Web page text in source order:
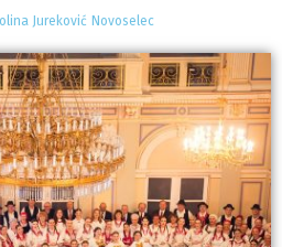
Jureković Novoselec